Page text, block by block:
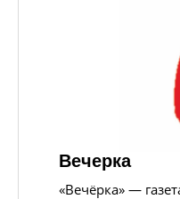
Вечерка
«Вечёрка» —